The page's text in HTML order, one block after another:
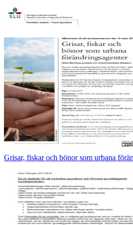
Grisar, fiskar och bönor som urbana